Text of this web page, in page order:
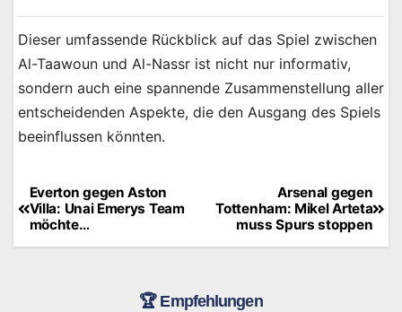
Dieser umfassende Rückblick auf das Spiel zwischen
Al-Taawoun und Al-Nassr ist nicht nur informativ,
sondern auch eine spannende Zusammenstellung aller
entscheidenden Aspekte, die den Ausgang des Spiels
beeinflussen könnten.
Beitragsnavigation
Arsenal gegen
Tottenham: Mikel Arteta
muss Spurs stoppen
Everton gegen Aston
Villa: Unai Emerys Team
möchte…
🏆 Empfehlungen